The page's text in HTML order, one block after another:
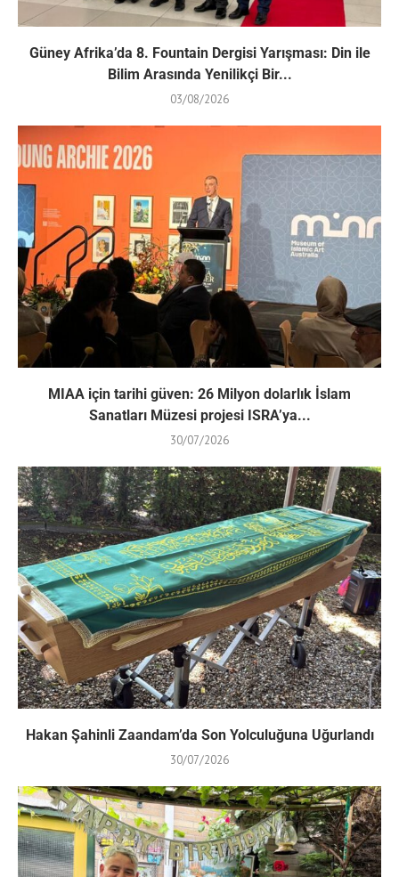
Güney Afrika’da 8. Fountain Dergisi Yarışması: Din ile
Bilim Arasında Yenilikçi Bir...
03/08/2026
MIAA için tarihi güven: 26 Milyon dolarlık İslam
Sanatları Müzesi projesi ISRA’ya...
30/07/2026
Hakan Şahinli Zaandam’da Son Yolculuğuna Uğurlandı
30/07/2026